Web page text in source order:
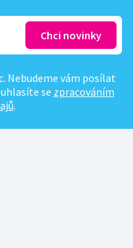
Nebudeme vám posílat
se zpracováním
.